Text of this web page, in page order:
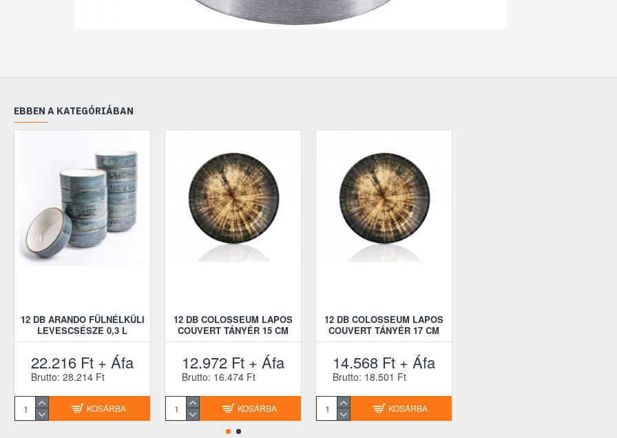
EBBEN A KATEGÓRIÁBAN
12 DB ARANDO FÜLNÉLKÜLI
LEVESCSÉSZE 0,3 L
22.216 Ft + Áfa
Brutto: 28.214 Ft
KOSÁRBA
12 DB COLOSSEUM LAPOS
COUVERT TÁNYÉR 15 CM
12.972 Ft + Áfa
Brutto: 16.474 Ft
KOSÁRBA
12 DB COLOSSEUM LAPOS
COUVERT TÁNYÉR 17 CM
14.568 Ft + Áfa
Brutto: 18.501 Ft
KOSÁRBA